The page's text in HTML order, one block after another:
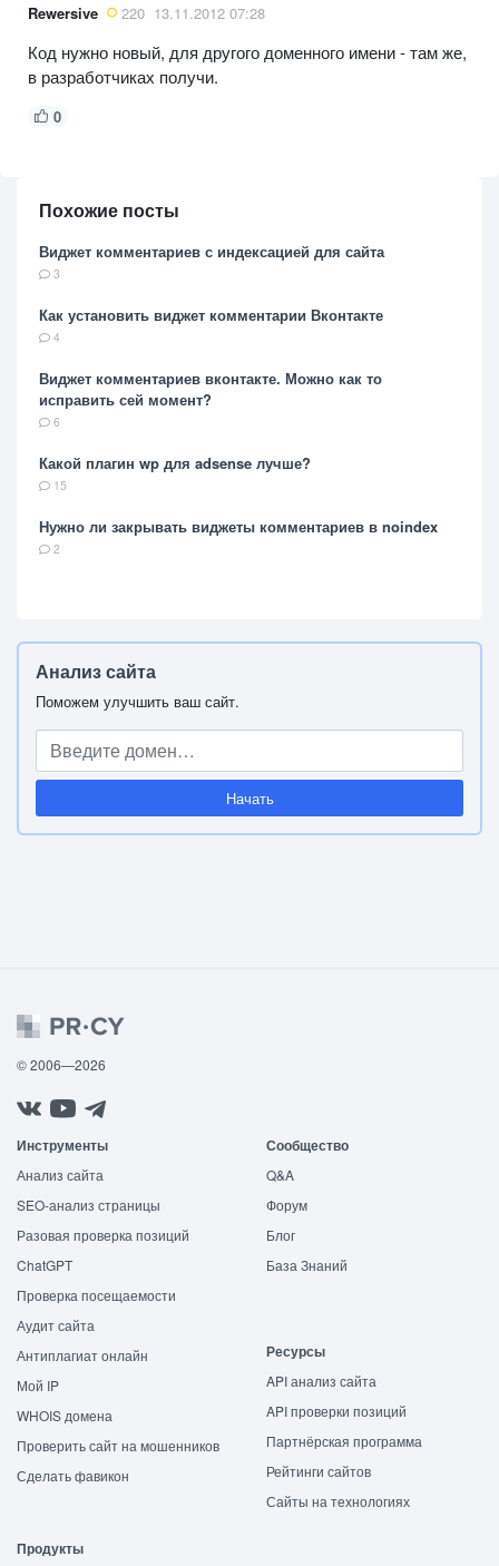
Rewersive 220 13.11.2012 07:28
Код нужно новый, для другого доменного имени - там же,
в разработчиках получи.
0
Похожие посты
Виджет комментариев с индексацией для сайта
3
Как установить виджет комментарии Вконтакте
4
Виджет комментариев вконтакте. Можно как то
исправить сей момент?
6
Какой плагин wp для adsense лучше?
15
Нужно ли закрывать виджеты комментариев в noindex
2
Анализ сайта
Поможем улучшить ваш сайт.
Начать
© 2006—2026
Инструменты
Анализ сайта
SEO-анализ страницы
Разовая проверка позиций
ChatGPT
Проверка посещаемости
Аудит сайта
Антиплагиат онлайн
Мой IP
WHOIS домена
Проверить сайт на мошенников
Сделать фавикон
Сообщество
Q&A
Форум
Блог
База Знаний
Ресурсы
API анализ сайта
API проверки позиций
Партнёрская программа
Рейтинги сайтов
Сайты на технологиях
Продукты